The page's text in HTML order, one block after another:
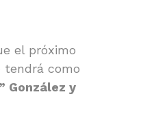
el próximo
tendrá como
González y